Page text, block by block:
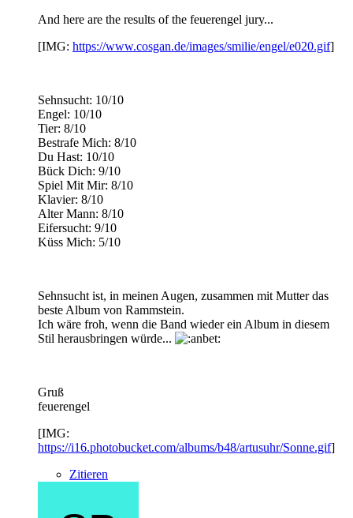
And here are the results of the feuerengel jury...
[IMG: https://www.cosgan.de/images/smilie/engel/e020.gif]
Sehnsucht: 10/10
Engel: 10/10
Tier: 8/10
Bestrafe Mich: 8/10
Du Hast: 10/10
Bück Dich: 9/10
Spiel Mit Mir: 8/10
Klavier: 8/10
Alter Mann: 8/10
Eifersucht: 9/10
Küss Mich: 5/10
Sehnsucht ist, in meinen Augen, zusammen mit Mutter das
beste Album von Rammstein.
Ich wäre froh, wenn die Band wieder ein Album in diesem
Stil herausbringen würde...
Gruß
feuerengel
[IMG:
https://i16.photobucket.com/albums/b48/artusuhr/Sonne.gif]
Zitieren